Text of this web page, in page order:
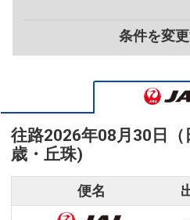
条件を変
往路2026年08月30日（
歳・丘珠)
便名